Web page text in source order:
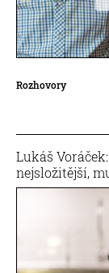
Rozhovory
Lukáš
nejsložitější,